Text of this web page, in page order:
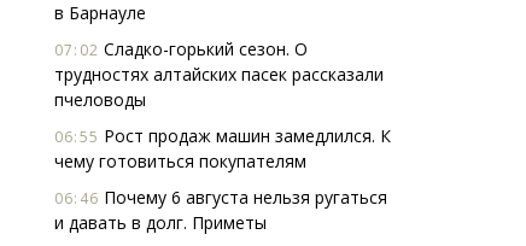
в Барнауле
07:02 Сладко-горький сезон. О
трудностях алтайских пасек рассказали
пчеловоды
06:55 Рост продаж машин замедлился. К
чему готовиться покупателям
06:46 Почему 6 августа нельзя ругаться
и давать в долг. Приметы